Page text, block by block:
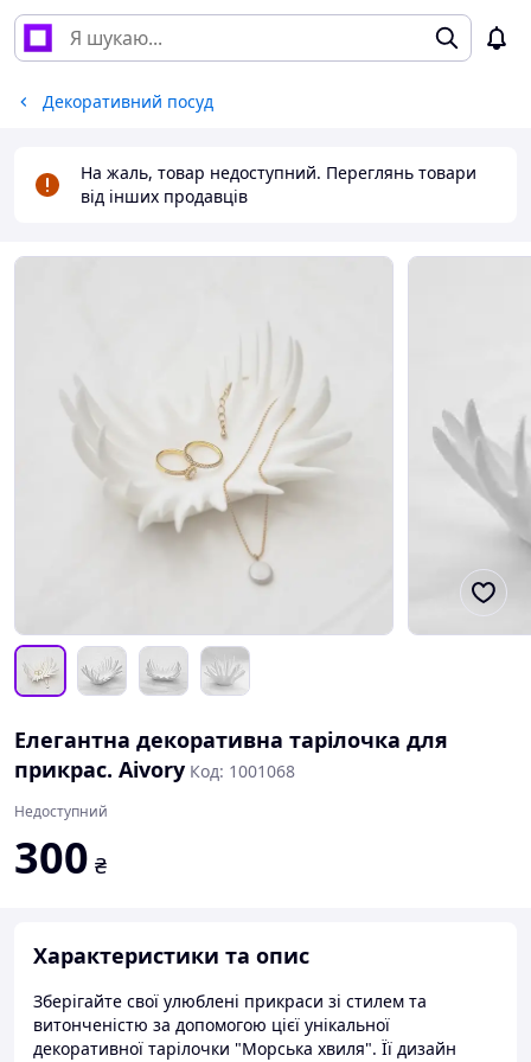
Декоративний посуд
На жаль, товар недоступний. Переглянь товари
від інших продавців
Елегантна декоративна тарілочка для
прикрас. Aivory Код: 1001068
Недоступний
300 ₴
Характеристики та опис
Зберігайте свої улюблені прикраси зі стилем та
витонченістю за допомогою цієї унікальної
декоративної тарілочки "Морська хвиля". Її дизайн